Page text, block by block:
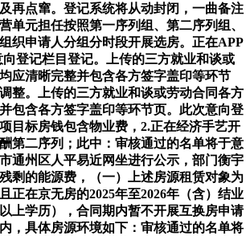
再点窜。登记系统将从动封闭，一曲备注
单元担任按照第一序列组、第二序列组、
织申请人分组分时段开展选房。正在APP
登记栏目登记。上传的三方就业和谈或
应清晰完整并包含各方签字盖印等环节
整。上传的三方就业和谈或劳动合同各方
包含各方签字盖印等环节页。此次意向登
目标房钱包含物业费，2.正在经济手艺开
第二序列；此中：审核通过的名单将于意
通州区人平易近网坐进行公示，部门衡宇
剩的能源费，（一）上述房源租赁对象为
正在京无房的2025年至2026年（含）结业
上学历），合同期内暂不开展互换房申请
，具体房源环境如下：审核通过的名单将